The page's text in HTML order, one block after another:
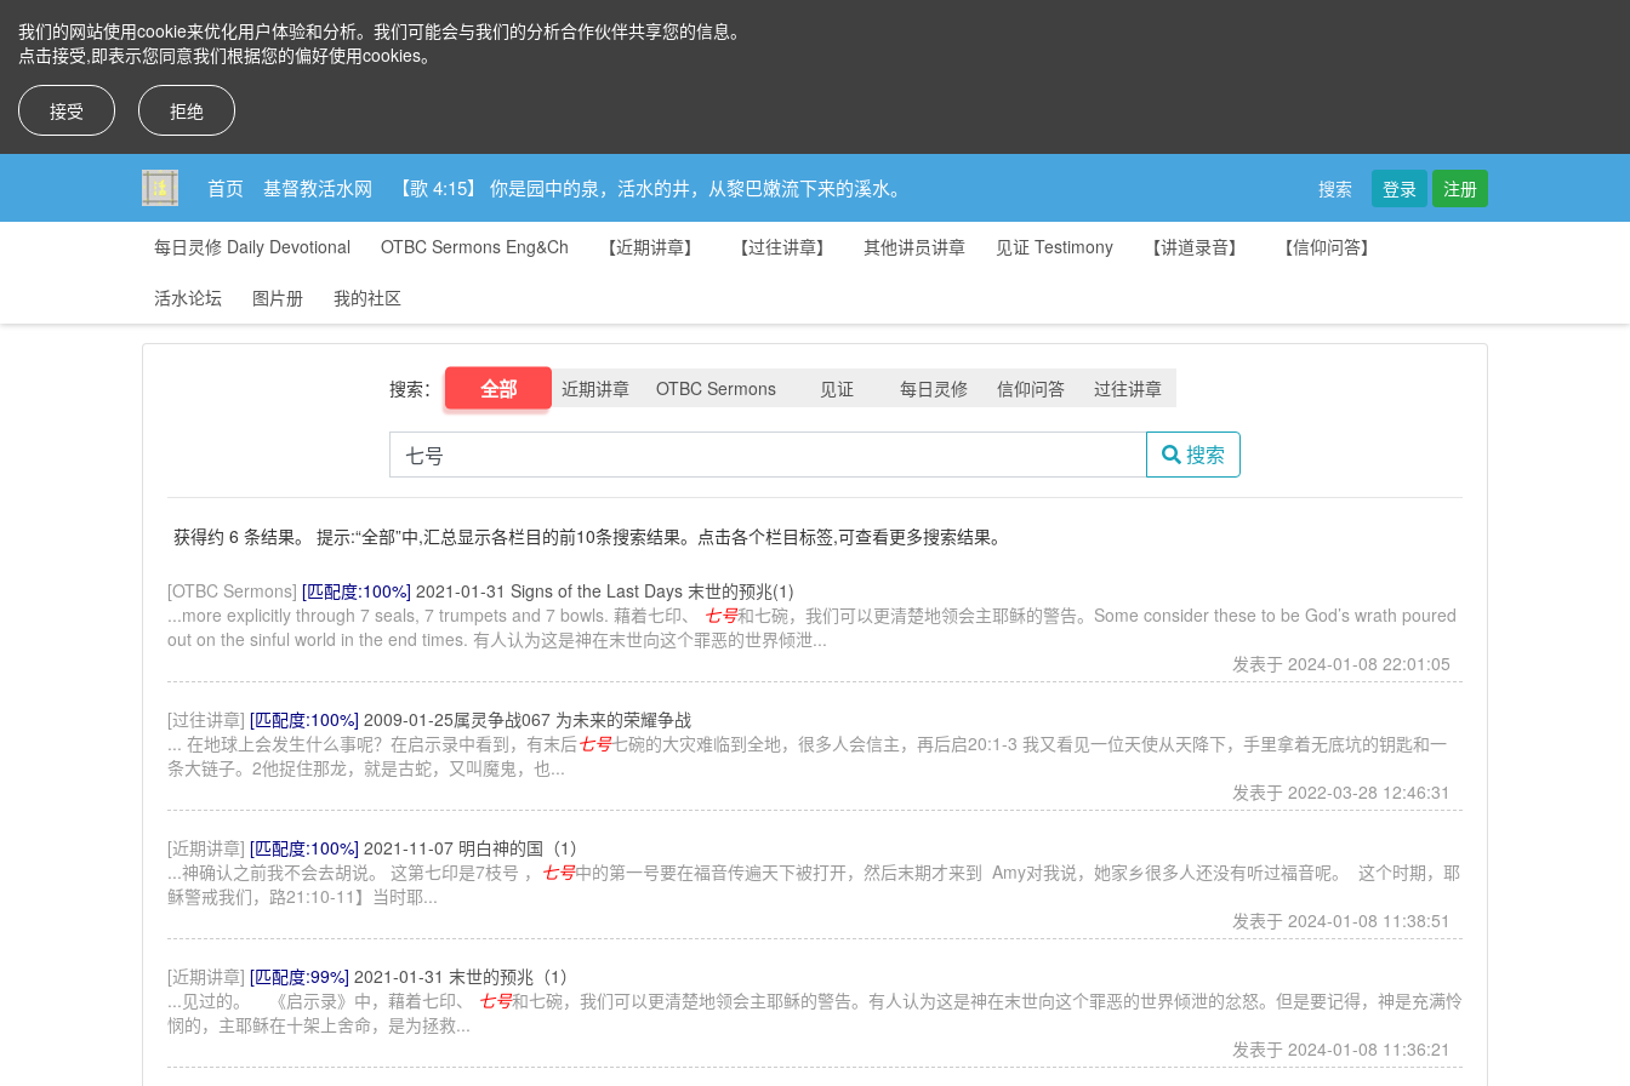
我们的网站使用cookie来优化用户体验和分析。我们可能会与我们的分析合作伙伴共享您的信息。
点击接受,即表示您同意我们根据您的偏好使用cookies。
接受 拒绝
首页 基督教活水网 【歌 4:15】 你是园中的泉，活水的井，从黎巴嫩流下来的溪水。 搜索 登录 注册
每日灵修 Daily Devotional OTBC Sermons Eng&Ch 【近期讲章】 【过往讲章】 其他讲员讲章 见证 Testimony 【讲道录音】 【信仰问答】
活水论坛 图片册 我的社区
搜索： 全部 近期讲章 OTBC Sermons 见证 每日灵修 信仰问答 过往讲章
搜索
获得约 6 条结果。 提示:“全部”中,汇总显示各栏目的前10条搜索结果。点击各个栏目标签,可查看更多搜索结果。
[OTBC Sermons] [匹配度:100%] 2021-01-31 Signs of the Last Days 末世的预兆(1)
...more explicitly through 7 seals, 7 trumpets and 7 bowls. 藉着七印、 七号和七碗，我们可以更清楚地领会主耶稣的警告。Some consider these to be God’s wrath poured
out on the sinful world in the end times. 有人认为这是神在末世向这个罪恶的世界倾泄...
发表于 2024-01-08 22:01:05
[过往讲章] [匹配度:100%] 2009-01-25属灵争战067 为未来的荣耀争战
... 在地球上会发生什么事呢？在启示录中看到，有末后七号七碗的大灾难临到全地，很多人会信主，再后启20:1-3 我又看见一位天使从天降下，手里拿着无底坑的钥匙和一
条大链子。2他捉住那龙，就是古蛇，又叫魔鬼，也...
发表于 2022-03-28 12:46:31
[近期讲章] [匹配度:100%] 2021-11-07 明白神的国（1）
...神确认之前我不会去胡说。 这第七印是7枝号 ， 七号中的第一号要在福音传遍天下被打开，然后末期才来到 Amy对我说，她家乡很多人还没有听过福音呢。 这个时期，耶
稣警戒我们，路21:10-11】当时耶...
发表于 2024-01-08 11:38:51
[近期讲章] [匹配度:99%] 2021-01-31 末世的预兆（1）
...见过的。 《启示录》中，藉着七印、 七号和七碗，我们可以更清楚地领会主耶稣的警告。有人认为这是神在末世向这个罪恶的世界倾泄的忿怒。但是要记得，神是充满怜
悯的，主耶稣在十架上舍命，是为拯救...
发表于 2024-01-08 11:36:21